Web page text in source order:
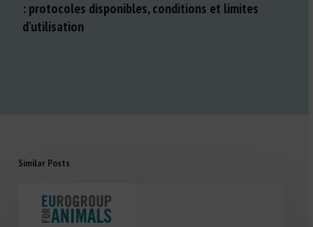
: protocoles disponibles, conditions et limites
d'utilisation
Similar Posts